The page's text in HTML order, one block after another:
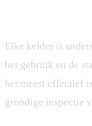
Elke kelder is
het gebruik en de
het meest effectief
grondige inspectie